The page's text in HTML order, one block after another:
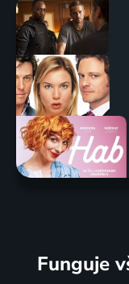
Funguje